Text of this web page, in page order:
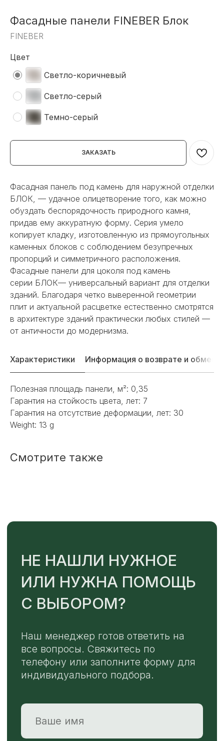
Фасадные панели FINEBER Блок
FINEBER
Цвет
Светло-коричневый
Светло-серый
Темно-серый
ЗАКАЗАТЬ
Фасадная панель под камень для наружной отделки
БЛОК, — удачное олицетворение того, как можно
обуздать беспорядочность природного камня,
придав ему аккуратную форму. Серия умело
копирует кладку, изготовленную из прямоугольных
каменных блоков с соблюдением безупречных
пропорций и симметричного расположения.
Фасадные панели для цоколя под камень
серии БЛОК— универсальный вариант для отделки
зданий. Благодаря четко выверенной геометрии
плит и актуальной расцветке естественно смотрятся
в архитектуре зданий практически любых стилей —
от античности до модернизма.
Характеристики Информация о возврате и обмене
Полезная площадь панели, м²: 0,35
Гарантия на стойкость цвета, лет: 7
Гарантия на отсутствие деформации, лет: 30
Weight: 13 g
Смотрите также
НЕ НАШЛИ НУЖНОЕ
ИЛИ НУЖНА ПОМОЩЬ
С ВЫБОРОМ?
все вопросы. Свяжитесь по
телефону или заполните форму для
индивидуального подбора.
MAX
TELEGRAM